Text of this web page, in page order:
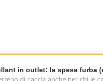
in outlet: la spesa furba